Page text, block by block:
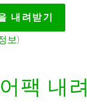
내려받기
보 )
팩 내